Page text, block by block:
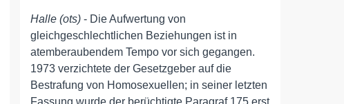
Halle (ots) - Die Aufwertung von
gleichgeschlechtlichen Beziehungen ist in
atemberaubendem Tempo vor sich gegangen.
1973 verzichtete der Gesetzgeber auf die
Bestrafung von Homosexuellen; in seiner letzten
Fassung wurde der berüchtigte Paragraf 175 erst